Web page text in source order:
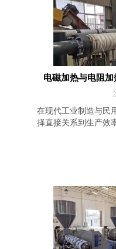
电磁加热与电阻
在现代工业制造与民
择直接关系到生产效